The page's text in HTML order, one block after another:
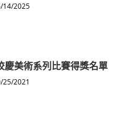
14/2025
慶美術系列比賽得獎名單
25/2021